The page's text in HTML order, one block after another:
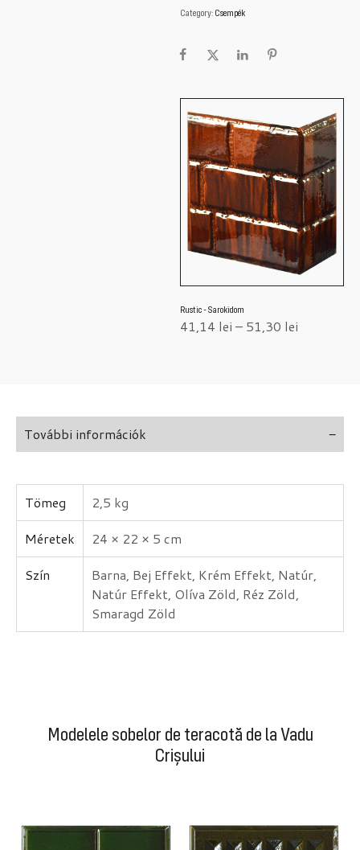
Category: Csempék
Rustic - Sarokidom
41,14 lei – 51,30 lei
További információk
Tömeg
2,5 kg
Méretek
24 × 22 × 5 cm
Szín
Barna, Bej Effekt, Krém Effekt, Natúr,
Natúr Effekt, Olíva Zöld, Réz Zöld,
Smaragd Zöld
Modelele sobelor de teracotă de la Vadu
Crișului